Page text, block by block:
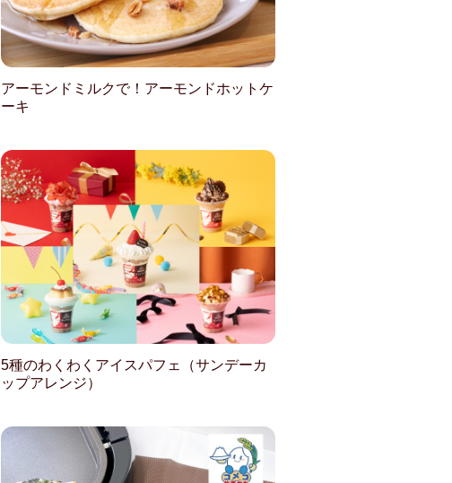
アーモンドミルクで！アーモンドホットケ
ーキ
5種のわくわくアイスパフェ（サンデーカ
ップアレンジ）